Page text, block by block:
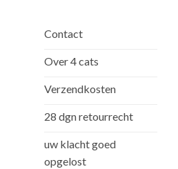
Contact
Over 4 cats
Verzendkosten
28 dgn retourrecht
uw klacht goed
opgelost